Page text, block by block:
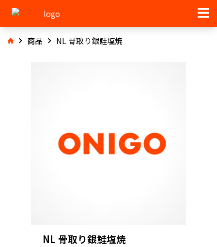
商品 NL 骨取り銀鮭塩焼
NL 骨取り銀鮭塩焼